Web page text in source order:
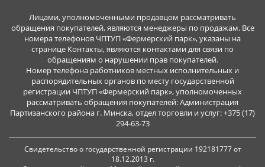
Лицами, уполномоченными продавцом рассматривать
обращения покупателей, являются менеджеры по продажам. Все
номера телефонов ЧПТУП «Фермерский парк», указаны на
странице Контакты, являются контактами для связи по
обращениям о нарушении прав покупателей.
Номер телефона работников местных исполнительных и
распорядительных органов по месту государственной
регистрации ЧПТУП «Фермерский парк», уполномоченных
рассматривать обращения покупателей: Администрация
Партизанского района г. Минска, отдел торговли и услуг: +375 (17)
294-63-73
Свидетельство о государственной регистрации 192181777 от
18.12.2013 г.